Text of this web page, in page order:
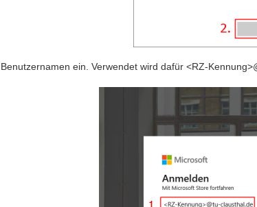
ein. Verwendet wird dafür <RZ-